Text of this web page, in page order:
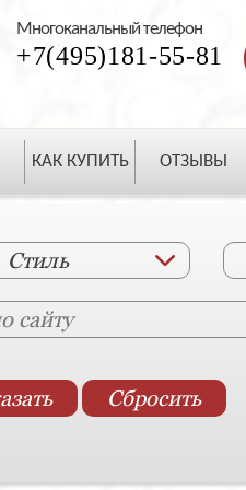
Многоканальный телефон
+7(495)181-55-81
КАК КУПИТЬ ОТЗЫВЫ
Стиль